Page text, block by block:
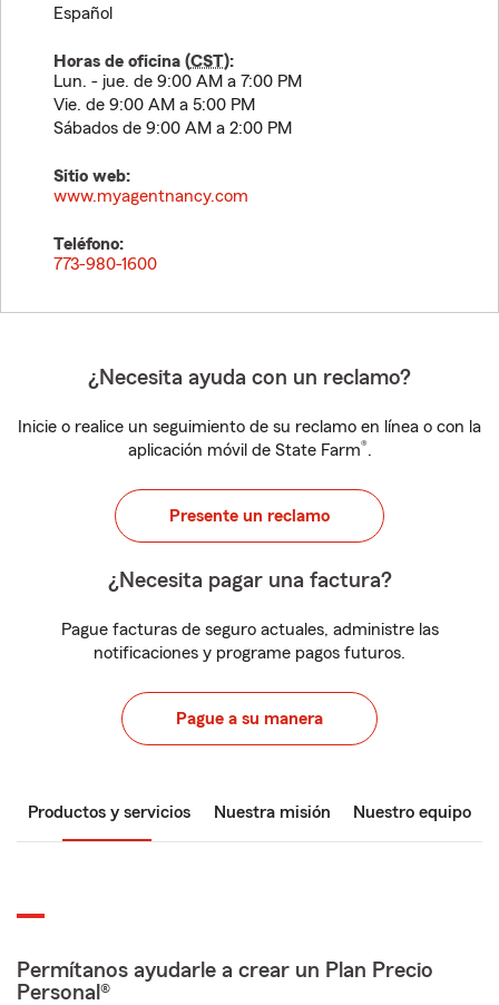
Español
Horas de oficina (CST):
Lun. - jue. de 9:00 AM a 7:00 PM
Vie. de 9:00 AM a 5:00 PM
Sábados de 9:00 AM a 2:00 PM
Sitio web:
www.myagentnancy.com
Teléfono:
773-980-1600
¿Necesita ayuda con un reclamo?
Inicie o realice un seguimiento de su reclamo en línea o con la
aplicación móvil de State Farm®.
Presente un reclamo
¿Necesita pagar una factura?
Pague facturas de seguro actuales, administre las
notificaciones y programe pagos futuros.
Pague a su manera
Productos y servicios Nuestra misión Nuestro equipo
Permítanos ayudarle a crear un Plan Precio
Personal®